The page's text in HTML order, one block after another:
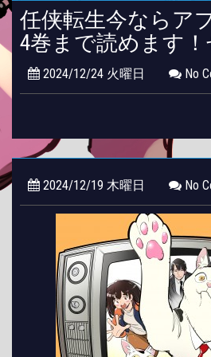
任侠転生今ならア
4巻まで読めます！
2024/12/24 火曜日 No
2024/12/19 木曜日 No